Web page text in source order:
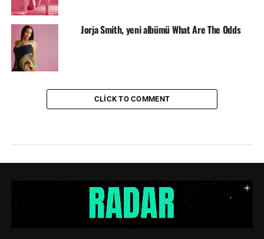
Jorja Smith, yeni albümü What Are The Odds
CLICK TO COMMENT